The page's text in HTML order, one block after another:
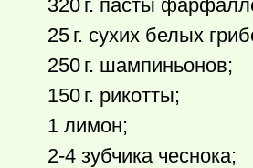
320 г. пасты
25 г. сухих белых
250 г. шампиньонов;
150 г. рикотты;
1 лимон;
2-4 зубчика чеснока;